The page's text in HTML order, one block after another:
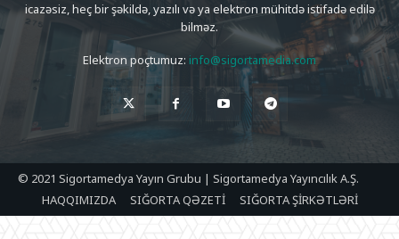
icazəsiz, heç bir şəkildə, yazılı və ya elektron mühitdə istifadə edilə
bilməz.
Elektron poçtumuz: info@sigortamedia.com
© 2021 Sigortamedya Yayın Grubu | Sigortamedya Yayıncılık A.Ş.
HAQQIMIZDA
SIĞORTA QƏZETİ SIĞORTA ŞİRKƏTLƏRİ